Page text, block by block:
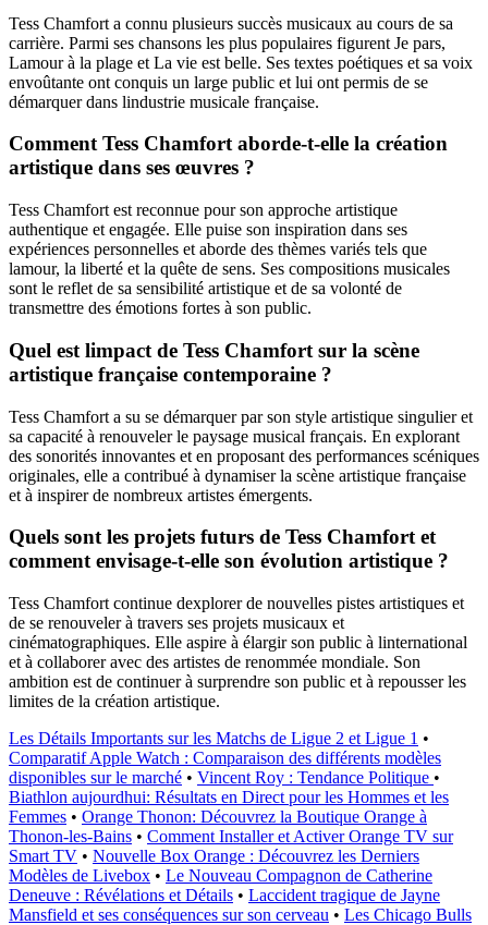
Tess Chamfort a connu plusieurs succès musicaux au cours de sa
carrière. Parmi ses chansons les plus populaires figurent Je pars,
Lamour à la plage et La vie est belle. Ses textes poétiques et sa voix
envoûtante ont conquis un large public et lui ont permis de se
démarquer dans lindustrie musicale française.
Comment Tess Chamfort aborde-t-elle la création
artistique dans ses œuvres ?
Tess Chamfort est reconnue pour son approche artistique
authentique et engagée. Elle puise son inspiration dans ses
expériences personnelles et aborde des thèmes variés tels que
lamour, la liberté et la quête de sens. Ses compositions musicales
sont le reflet de sa sensibilité artistique et de sa volonté de
transmettre des émotions fortes à son public.
Quel est limpact de Tess Chamfort sur la scène
artistique française contemporaine ?
Tess Chamfort a su se démarquer par son style artistique singulier et
sa capacité à renouveler le paysage musical français. En explorant
des sonorités innovantes et en proposant des performances scéniques
originales, elle a contribué à dynamiser la scène artistique française
et à inspirer de nombreux artistes émergents.
Quels sont les projets futurs de Tess Chamfort et
comment envisage-t-elle son évolution artistique ?
Tess Chamfort continue dexplorer de nouvelles pistes artistiques et
de se renouveler à travers ses projets musicaux et
cinématographiques. Elle aspire à élargir son public à linternational
et à collaborer avec des artistes de renommée mondiale. Son
ambition est de continuer à surprendre son public et à repousser les
limites de la création artistique.
Les Détails Importants sur les Matchs de Ligue 2 et Ligue 1 •
Comparatif Apple Watch : Comparaison des différents modèles
disponibles sur le marché • Vincent Roy : Tendance Politique •
Biathlon aujourdhui: Résultats en Direct pour les Hommes et les
Femmes • Orange Thonon: Découvrez la Boutique Orange à
Thonon-les-Bains • Comment Installer et Activer Orange TV sur
Smart TV • Nouvelle Box Orange : Découvrez les Derniers
Modèles de Livebox • Le Nouveau Compagnon de Catherine
Deneuve : Révélations et Détails • Laccident tragique de Jayne
Mansfield et ses conséquences sur son cerveau • Les Chicago Bulls